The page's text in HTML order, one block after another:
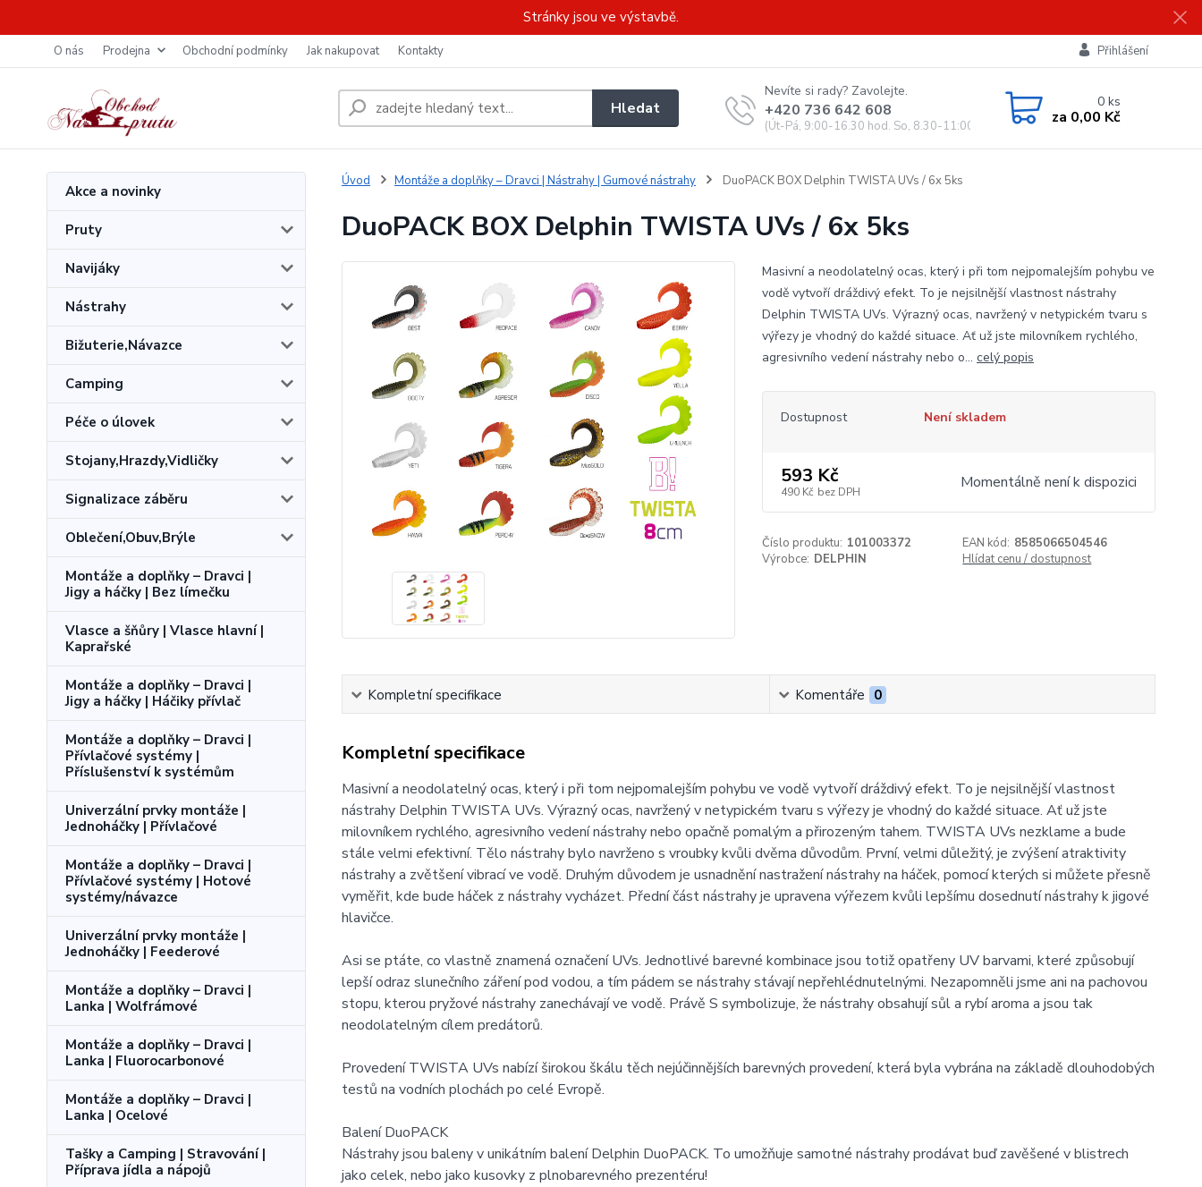
Stránky jsou ve výstavbě.
O nás Prodejna Obchodní podmínky Jak nakupovat Kontakty Přihlášení
Hledat
Nevíte si rady? Zavolejte.
+420 736 642 608
(Út-Pá, 9:00-16.30 hod. So, 8.30-11:00 hod.)
0ks
za 0,00 Kč
Akce a novinky
Pruty
Navijáky
Nástrahy
Bižuterie,Návazce
Camping
Péče o úlovek
Stojany,Hrazdy,Vidličky
Signalizace záběru
Oblečení,Obuv,Brýle
Montáže a doplňky – Dravci |
Jigy a háčky | Bez límečku
Vlasce a šňůry | Vlasce hlavní |
Kaprařské
Montáže a doplňky – Dravci |
Jigy a háčky | Háčiky přívlač
Montáže a doplňky – Dravci |
Přívlačové systémy |
Příslušenství k systémům
Univerzální prvky montáže |
Jednoháčky | Přívlačové
Montáže a doplňky – Dravci |
Přívlačové systémy | Hotové
systémy/návazce
Univerzální prvky montáže |
Jednoháčky | Feederové
Montáže a doplňky – Dravci |
Lanka | Wolfrámové
Montáže a doplňky – Dravci |
Lanka | Fluorocarbonové
Montáže a doplňky – Dravci |
Lanka | Ocelové
Tašky a Camping | Stravování |
Příprava jídla a nápojů
Úvod Montáže a doplňky – Dravci | Nástrahy | Gumové nástrahy DuoPACK BOX Delphin TWISTA UVs / 6x 5ks
DuoPACK BOX Delphin TWISTA UVs / 6x 5ks
Masivní a neodolatelný ocas, který i při tom nejpomalejším pohybu ve
vodě vytvoří dráždivý efekt. To je nejsilnější vlastnost nástrahy
Delphin TWISTA UVs. Výrazný ocas, navržený v netypickém tvaru s
výřezy je vhodný do každé situace. Ať už jste milovníkem rychlého,
agresivního vedení nástrahy nebo o... celý popis
Dostupnost Není skladem
593 Kč
490 Kč bez DPH Momentálně není k dispozici
Číslo produktu: 101003372 EAN kód: 8585066504546
Výrobce: DELPHIN Hlídat cenu / dostupnost
Kompletní specifikace Komentáře 0
Kompletní specifikace
Masivní a neodolatelný ocas, který i při tom nejpomalejším pohybu ve vodě vytvoří dráždivý efekt. To je nejsilnější vlastnost
nástrahy Delphin TWISTA UVs. Výrazný ocas, navržený v netypickém tvaru s výřezy je vhodný do každé situace. Ať už jste
milovníkem rychlého, agresivního vedení nástrahy nebo opačně pomalým a přirozeným tahem. TWISTA UVs nezklame a bude
stále velmi efektivní. Tělo nástrahy bylo navrženo s vroubky kvůli dvěma důvodům. První, velmi důležitý, je zvýšení atraktivity
nástrahy a zvětšení vibrací ve vodě. Druhým důvodem je usnadnění nastražení nástrahy na háček, pomocí kterých si můžete přesně
vyměřit, kde bude háček z nástrahy vycházet. Přední část nástrahy je upravena výřezem kvůli lepšímu dosednutí nástrahy k jigové
hlavičce.
Asi se ptáte, co vlastně znamená označení UVs. Jednotlivé barevné kombinace jsou totiž opatřeny UV barvami, které způsobují
lepší odraz slunečního záření pod vodou, a tím pádem se nástrahy stávají nepřehlédnutelnými. Nezapomněli jsme ani na pachovou
stopu, kterou pryžové nástrahy zanechávají ve vodě. Právě S symbolizuje, že nástrahy obsahují sůl a rybí aroma a jsou tak
neodolatelným cílem predátorů.
Provedení TWISTA UVs nabízí širokou škálu těch nejúčinnějších barevných provedení, která byla vybrána na základě dlouhodobých
testů na vodních plochách po celé Evropě.
Balení DuoPACK
Nástrahy jsou baleny v unikátním balení Delphin DuoPACK. To umožňuje samotné nástrahy prodávat buď zavěšené v blistrech
jako celek, nebo jako kusovky z plnobarevného prezentéru!